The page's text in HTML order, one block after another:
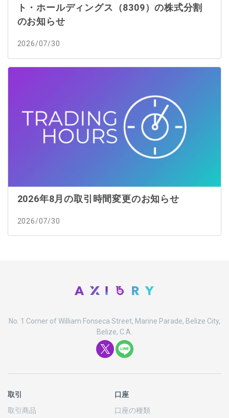
ト・ホールディングス（8309）の株式分割
のお知らせ
2026/07/30
2026年8月の取引時間変更のお知らせ
2026/07/30
No. 1 Corner of William Fonseca Street, Marine Parade, Belize City,
Belize, C.A.
取引
取引商品
口座
口座の種類